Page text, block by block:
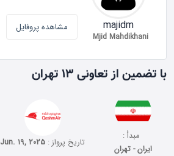
با تضمین از تعاونی ۱۳ تهران
مبدأ :
ایران - تهران
تاریخ پرواز : Jun. 19, 2025
majidm
Mjid Mahdikhani
مشاهده پروفایل